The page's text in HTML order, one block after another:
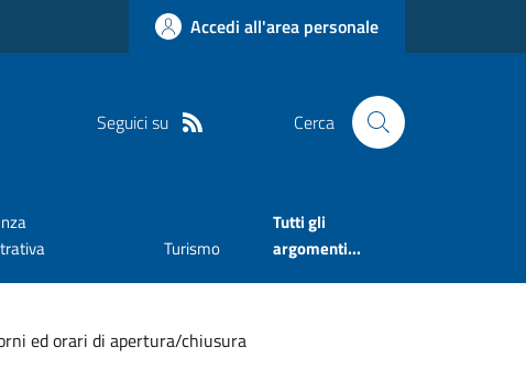
Accedi all'area personale
Seguici su Cerca
Turismo
Tutti gli
argomenti...
ed orari di apertura/chiusura